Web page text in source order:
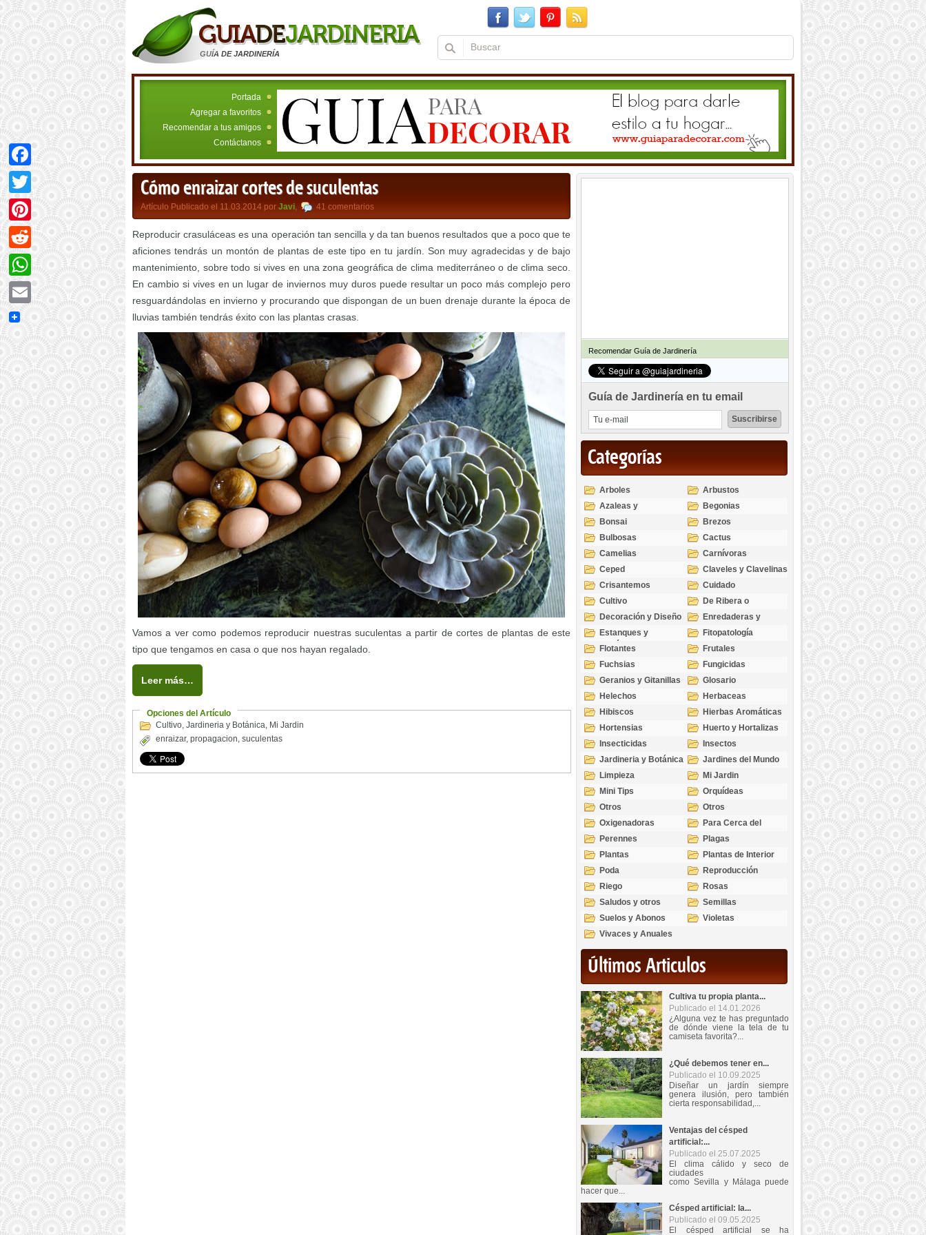
GUÍA DE JARDINERÍA
Portada
Agregar a favoritos
Recomendar a tus amigos
Contáctanos
Cómo enraizar cortes de suculentas
Artículo Publicado el 11.03.2014 por Javi, 41 comentarios
Reproducir crasuláceas es una operación tan sencilla y da tan buenos resultados que a poco que te
aficiones tendrás un montón de plantas de este tipo en tu jardín. Son muy agradecidas y de bajo
mantenimiento, sobre todo si vives en una zona geográfica de clima mediterráneo o de clima seco.
En cambio si vives en un lugar de inviernos muy duros puede resultar un poco más complejo pero
resguardándolas en invierno y procurando que dispongan de un buen drenaje durante la época de
lluvias también tendrás éxito con las plantas crasas.
Vamos a ver como podemos reproducir nuestras suculentas a partir de cortes de plantas de este
tipo que tengamos en casa o que nos hayan regalado.
Leer más…
Opciones del Artículo
Cultivo, Jardineria y Botánica, Mi Jardin
enraizar, propagacion, suculentas
Recomendar Guía de Jardinería
Guía de Jardinería en tu email
Categorías
Arboles
Arbustos
Azaleas y
Rododendros
Begonias
Bonsai
Brezos
Bulbosas
Cactus
Camelias
Carnívoras
Ceped
Claveles y Clavelinas
Crisantemos
Cuidado
Cultivo
De Ribera o
Palustres
Decoración y Diseño
Enredaderas y
cubresuelos
Estanques y
Acuáticas
Fitopatología
Flotantes
Frutales
Fuchsias
Fungicidas
Geranios y Gitanillas
Glosario
Helechos
Herbaceas
Hibiscos
Hierbas Aromáticas
Hortensias
Huerto y Hortalizas
Insecticidas
Insectos
Jardineria y Botánica
Jardines del Mundo
Limpieza
Mi Jardin
Mini Tips
Orquídeas
Otros
Otros
Oxigenadoras
Para Cerca del
Estanque
Perennes
Plagas
Plantas
Plantas de Interior
Poda
Reproducción
Riego
Rosas
Saludos y otros
temas
Semillas
Suelos y Abonos
Violetas
Vivaces y Anuales
Últimos Articulos
Cultiva tu propia planta...
Publicado el 14.01.2026
¿Alguna vez te has preguntado
de dónde viene la tela de tu
camiseta favorita?...
¿Qué debemos tener en...
Publicado el 10.09.2025
Diseñar un jardín siempre
genera ilusión, pero también
cierta responsabilidad,...
Ventajas del césped
artificial:...
Publicado el 25.07.2025
El clima cálido y seco de
ciudades
como Sevilla y Málaga puede
hacer que...
Césped artificial: la...
Publicado el 09.05.2025
El césped artificial se ha
Facebook
Twitter
Pinterest
Reddit
WhatsApp
Email